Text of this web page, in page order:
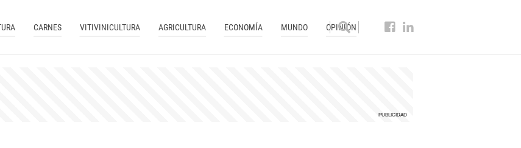
CARNES VITIVINICULTURA AGRICULTURA ECONOMÍA MUNDO OPINIÓN